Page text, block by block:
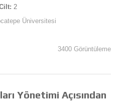
2
Üniversitesi
3400 Görüntüleme
Yönetimi Açısından